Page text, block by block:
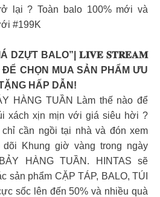
lại ? Toàn balo 100% mới và
#199K
DZỰT BALO”| 𝐋𝐈𝐕𝐄 𝐒𝐓𝐑𝐄𝐀𝐌
CHỌN MUA SẢN PHẨM ƯU
HẤP DẪN!
HÀNG TUẦN Làm thế nào để
xách xịn mịn với giá siêu hời ?
cần ngồi tại nhà và đón xem
dõi Khung giờ vàng trong ngày
HÀNG TUẦN. HINTAS sẽ
sản phẩm CẶP TÁP, BALO, TÚI
sốc lên đến 50% và nhiều quà